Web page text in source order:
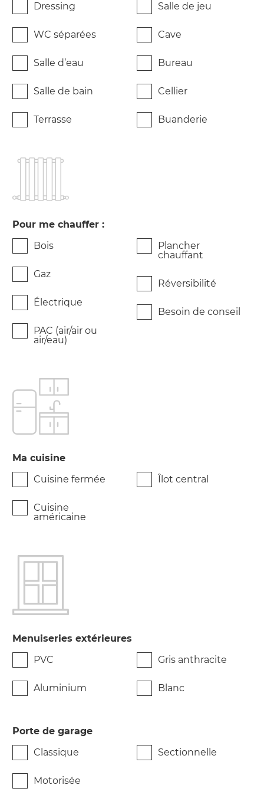
Dressing
WC séparées
Salle d’eau
Salle de bain
Terrasse
Salle de jeu
Cave
Bureau
Cellier
Buanderie
Pour me chauffer :
Bois
Gaz
Électrique
PAC (air/air ou
air/eau)
Plancher
chauffant
Réversibilité
Besoin de conseil
Ma cuisine
Cuisine fermée
Cuisine
américaine
Îlot central
Menuiseries extérieures
PVC
Aluminium
Gris anthracite
Blanc
Porte de garage
Classique
Motorisée
Sectionnelle